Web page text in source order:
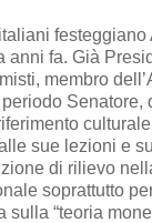
festeggiano
anni fa. Già
membro
Senatore,
sue lezioni e
di rilievo
soprattutto
sulla “teoria